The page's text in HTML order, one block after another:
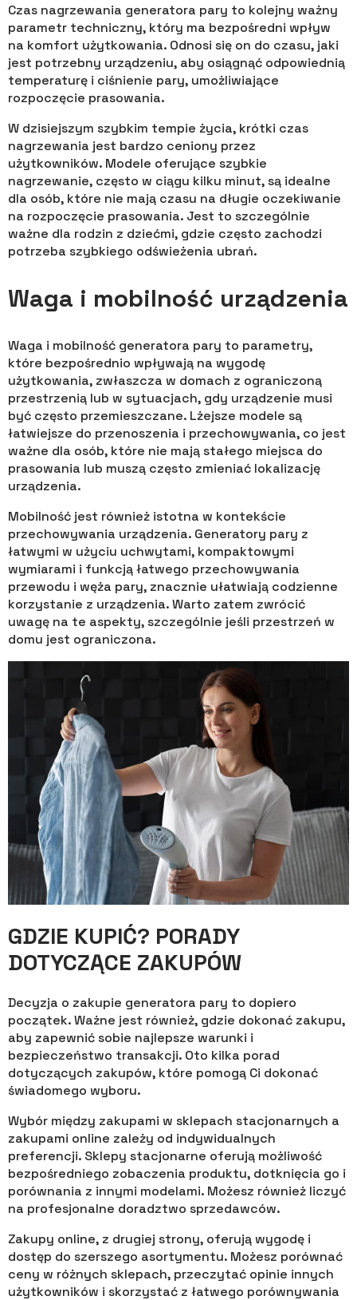
Czas nagrzewania generatora pary to kolejny ważny
parametr techniczny, który ma bezpośredni wpływ
na komfort użytkowania. Odnosi się on do czasu, jaki
jest potrzebny urządzeniu, aby osiągnąć odpowiednią
temperaturę i ciśnienie pary, umożliwiające
rozpoczęcie prasowania.
W dzisiejszym szybkim tempie życia, krótki czas
nagrzewania jest bardzo ceniony przez
użytkowników. Modele oferujące szybkie
nagrzewanie, często w ciągu kilku minut, są idealne
dla osób, które nie mają czasu na długie oczekiwanie
na rozpoczęcie prasowania. Jest to szczególnie
ważne dla rodzin z dziećmi, gdzie często zachodzi
potrzeba szybkiego odświeżenia ubrań.
Waga i mobilność urządzenia
Waga i mobilność generatora pary to parametry,
które bezpośrednio wpływają na wygodę
użytkowania, zwłaszcza w domach z ograniczoną
przestrzenią lub w sytuacjach, gdy urządzenie musi
być często przemieszczane. Lżejsze modele są
łatwiejsze do przenoszenia i przechowywania, co jest
ważne dla osób, które nie mają stałego miejsca do
prasowania lub muszą często zmieniać lokalizację
urządzenia.
Mobilność jest również istotna w kontekście
przechowywania urządzenia. Generatory pary z
łatwymi w użyciu uchwytami, kompaktowymi
wymiarami i funkcją łatwego przechowywania
przewodu i węża pary, znacznie ułatwiają codzienne
korzystanie z urządzenia. Warto zatem zwrócić
uwagę na te aspekty, szczególnie jeśli przestrzeń w
domu jest ograniczona.
GDZIE KUPIĆ? PORADY
DOTYCZĄCE ZAKUPÓW
Decyzja o zakupie generatora pary to dopiero
początek. Ważne jest również, gdzie dokonać zakupu,
aby zapewnić sobie najlepsze warunki i
bezpieczeństwo transakcji. Oto kilka porad
dotyczących zakupów, które pomogą Ci dokonać
świadomego wyboru.
Wybór między zakupami w sklepach stacjonarnych a
zakupami online zależy od indywidualnych
preferencji. Sklepy stacjonarne oferują możliwość
bezpośredniego zobaczenia produktu, dotknięcia go i
porównania z innymi modelami. Możesz również liczyć
na profesjonalne doradztwo sprzedawców.
Zakupy online, z drugiej strony, oferują wygodę i
dostęp do szerszego asortymentu. Możesz porównać
ceny w różnych sklepach, przeczytać opinie innych
użytkowników i skorzystać z łatwego porównywania